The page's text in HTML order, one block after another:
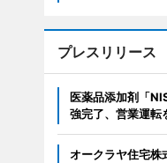
プレスリリース
医薬品添加剤「
強完了、営業運転
オークラヤ住宅株